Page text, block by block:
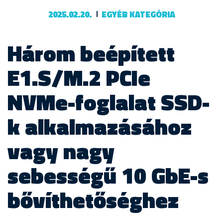
2025.02.20. EGYÉB KATEGÓRIA
Három beépített
E1.S/M.2 PCIe
NVMe-foglalat SSD-
k alkalmazásához
vagy nagy
sebességű 10 GbE-s
bővíthetőséghez